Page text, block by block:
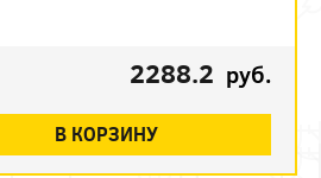
2288.2 руб.
В КОРЗИНУ